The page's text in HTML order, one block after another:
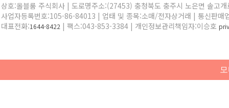
상호:올블룸 주식회사 | 도로명주소:(27453) 충청북도 충주시 노은면 솔고
사업자등록번호:105-86-84013 | 업태 및 종목:소매/전자상거래 | 통신판매
대표전화:1644-8422 | 팩스:043-853-3384 | 개인정보관리책임자:이승호